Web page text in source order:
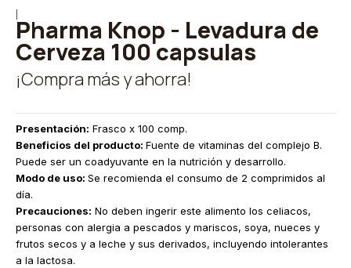
Pharma Knop - Levadura de
Cerveza 100 capsulas
¡Compra más y ahorra!
Presentación: Frasco x 100 comp.
Beneficios del producto: Fuente de vitaminas del complejo B.
Puede ser un coadyuvante en la nutrición y desarrollo.
Modo de uso: Se recomienda el consumo de 2 comprimidos al
día.
Precauciones: No deben ingerir este alimento los celiacos,
personas con alergia a pescados y mariscos, soya, nueces y
frutos secos y a leche y sus derivados, incluyendo intolerantes
a la lactosa.